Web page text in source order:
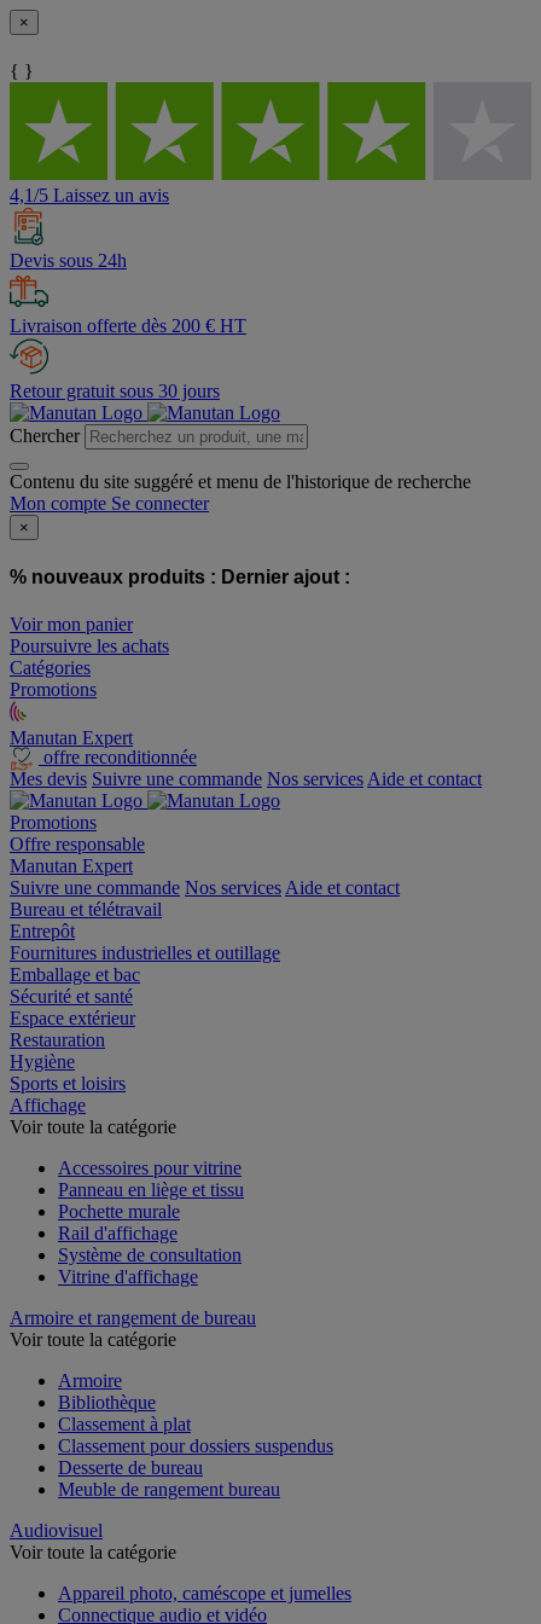
×
{ }
4,1/5 Laissez un avis
Devis sous 24h
Livraison offerte dès 200 € HT
Retour gratuit sous 30 jours
Chercher
Contenu du site suggéré et menu de l'historique de recherche
Mon compte Se connecter
×
% nouveaux produits : Dernier ajout :
Voir mon panier
Poursuivre les achats
Catégories
Promotions
Manutan Expert
offre reconditionnée
Mes devis Suivre une commande Nos services Aide et contact
Promotions
Offre responsable
Manutan Expert
Suivre une commande Nos services Aide et contact
Bureau et télétravail
Entrepôt
Fournitures industrielles et outillage
Emballage et bac
Sécurité et santé
Espace extérieur
Restauration
Hygiène
Sports et loisirs
Affichage
Voir toute la catégorie
Accessoires pour vitrine
Panneau en liège et tissu
Pochette murale
Rail d'affichage
Système de consultation
Vitrine d'affichage
Armoire et rangement de bureau
Voir toute la catégorie
Armoire
Bibliothèque
Classement à plat
Classement pour dossiers suspendus
Desserte de bureau
Meuble de rangement bureau
Audiovisuel
Voir toute la catégorie
Appareil photo, caméscope et jumelles
Connectique audio et vidéo